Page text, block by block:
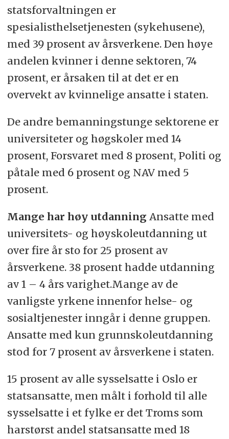
statsforvaltningen er
spesialisthelsetjenesten (sykehusene),
med 39 prosent av årsverkene. Den høye
andelen kvinner i denne sektoren, 74
prosent, er årsaken til at det er en
overvekt av kvinnelige ansatte i staten.
De andre bemanningstunge sektorene er
universiteter og høgskoler med 14
prosent, Forsvaret med 8 prosent, Politi og
påtale med 6 prosent og NAV med 5
prosent.
Mange har høy utdanning Ansatte med
universitets- og høyskoleutdanning ut
over fire år sto for 25 prosent av
årsverkene. 38 prosent hadde utdanning
av 1 – 4 års varighet.Mange av de
vanligste yrkene innenfor helse- og
sosialtjenester inngår i denne gruppen.
Ansatte med kun grunnskoleutdanning
stod for 7 prosent av årsverkene i staten.
15 prosent av alle sysselsatte i Oslo er
statsansatte, men målt i forhold til alle
sysselsatte i et fylke er det Troms som
harstørst andel statsansatte med 18